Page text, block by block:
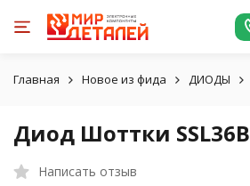
Главная Новое из фида ДИОДЫ
Диод Шоттки SSL36B
Написать отзыв